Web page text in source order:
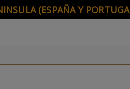
(ESPAÑA Y